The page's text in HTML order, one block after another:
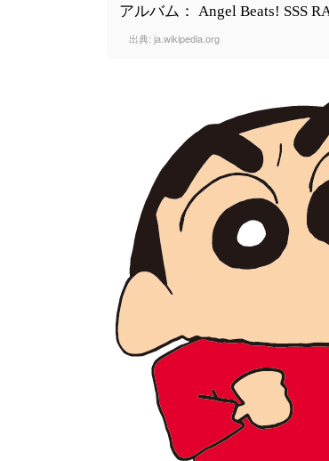
アルバム： Angel Beats! SSS
出典: ja.wikipedia.org